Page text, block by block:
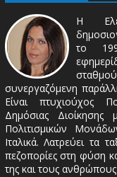
Η
το
συνεργαζόμενη
Είναι πτυχιούχος
Δημόσιας
Πολιτισμικών
Ιταλικά. Λατρεύει τα
πεζοπορίες στη φύση
της και τους